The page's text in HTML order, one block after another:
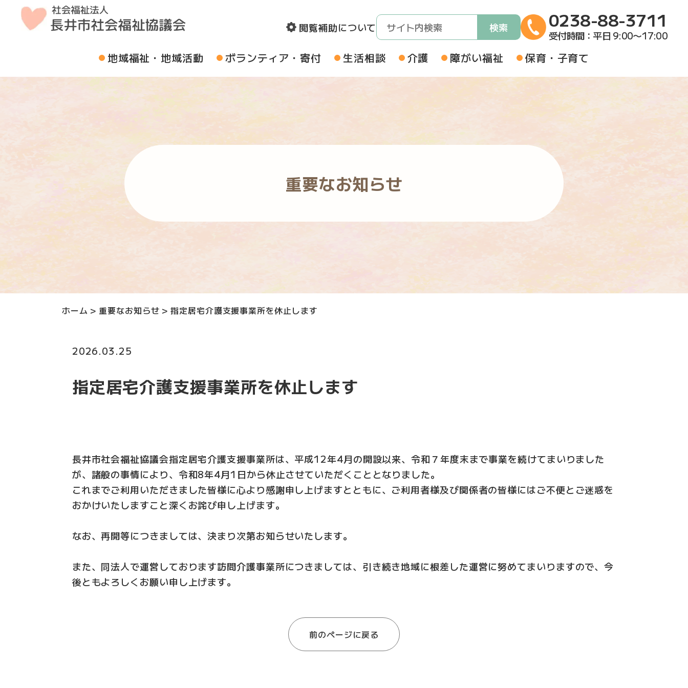
閲覧補助について 検索 0238-88-3711
受付時間： 平日 9:00〜17:00
地域福祉・地域活動 ボランティア・寄付 生活相談 介護 障がい福祉 保育・子育て
重要なお知らせ
ホーム > 重要なお知らせ >指定居宅介護支援事業所を休止します
2026.03.25
指定居宅介護支援事業所を休止します
長井市社会福祉協議会指定居宅介護支援事業所は、平成12年4月の開設以来、令和７年度末まで事業を続けてまいりました
が、諸般の事情により、令和8年4月1日から休止させていただくこととなりました。
これまでご利用いただきました皆様に心より感謝申し上げますとともに、ご利用者様及び関係者の皆様にはご不便とご迷惑を
おかけいたしますこと深くお詫び申し上げます。
なお、再開等につきましては、決まり次第お知らせいたします。
また、同法人で運営しております訪問介護事業所につきましては、引き続き地域に根差した運営に努めてまいりますので、今
後ともよろしくお願い申し上げます。
前のページに戻る